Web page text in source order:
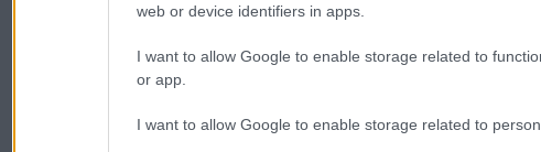
web or device identifiers in apps.
I want to allow Google to enable storage related to
or app.
I want to allow Google to enable storage related to
AKKUMULÁTOR
Típus Li-
Cserélhetőség